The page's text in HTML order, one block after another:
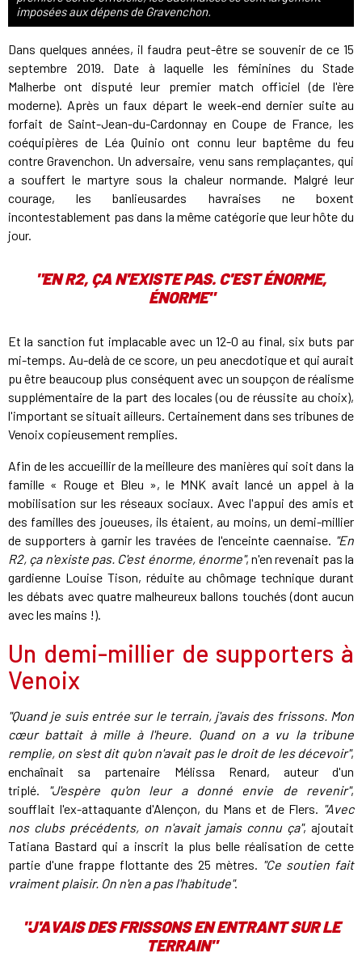
imposées aux dépens de Gravenchon.
Dans quelques années, il faudra peut-être se souvenir de ce 15
septembre 2019. Date à laquelle les féminines du Stade
Malherbe ont disputé leur premier match officiel (de l'ère
moderne). Après un faux départ le week-end dernier suite au
forfait de Saint-Jean-du-Cardonnay en Coupe de France, les
coéquipières de Léa Quinio ont connu leur baptême du feu
contre Gravenchon. Un adversaire, venu sans remplaçantes, qui
a souffert le martyre sous la chaleur normande. Malgré leur
courage, les banlieusardes havraises ne boxent
incontestablement pas dans la même catégorie que leur hôte du
jour.
"EN R2, ÇA N'EXISTE PAS. C'EST ÉNORME,
ÉNORME"
Et la sanction fut implacable avec un 12-0 au final, six buts par
mi-temps. Au-delà de ce score, un peu anecdotique et qui aurait
pu être beaucoup plus conséquent avec un soupçon de réalisme
supplémentaire de la part des locales (ou de réussite au choix),
l'important se situait ailleurs. Certainement dans ses tribunes de
Venoix copieusement remplies.
Afin de les accueillir de la meilleure des manières qui soit dans la
famille « Rouge et Bleu », le MNK avait lancé un appel à la
mobilisation sur les réseaux sociaux. Avec l'appui des amis et
des familles des joueuses, ils étaient, au moins, un demi-millier
de supporters à garnir les travées de l'enceinte caennaise. "En
R2, ça n'existe pas. C'est énorme, énorme", n'en revenait pas la
gardienne Louise Tison, réduite au chômage technique durant
les débats avec quatre malheureux ballons touchés (dont aucun
avec les mains !).
Un demi-millier de supporters à
Venoix
"Quand je suis entrée sur le terrain, j'avais des frissons. Mon
cœur battait à mille à l'heure. Quand on a vu la tribune
remplie, on s'est dit qu'on n'avait pas le droit de les décevoir",
enchaînait sa partenaire Mélissa Renard, auteur d'un
triplé. "J'espère qu'on leur a donné envie de revenir",
soufflait l'ex-attaquante d'Alençon, du Mans et de Flers. "Avec
nos clubs précédents, on n'avait jamais connu ça", ajoutait
Tatiana Bastard qui a inscrit la plus belle réalisation de cette
partie d'une frappe flottante des 25 mètres. "Ce soutien fait
vraiment plaisir. On n'en a pas l'habitude".
"J'AVAIS DES FRISSONS EN ENTRANT SUR LE
TERRAIN"